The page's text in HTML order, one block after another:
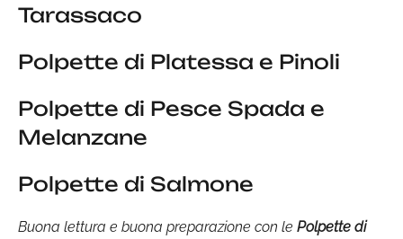
Tarassaco
Polpette di Platessa e Pinoli
Polpette di Pesce Spada e
Melanzane
Polpette di Salmone
Buona lettura e buona preparazione con le Polpette di